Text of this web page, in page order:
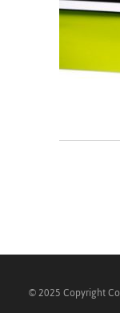
© 2025 Copyright